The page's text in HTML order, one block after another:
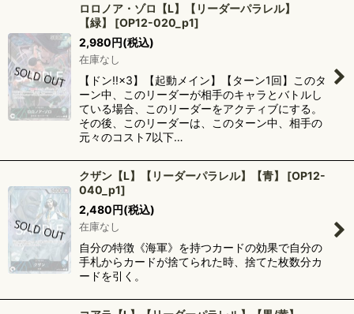
ロロノア・ゾロ【L】【リーダーパラレル】
【緑】
[OP12-020_p1]
2,980円(税込)
在庫なし
【ドン!!×3】【起動メイン】【ターン1回】このタ
ーン中、このリーダーが相手のキャラとバトルし
ている場合、このリーダーをアクティブにする。
その後、このリーダーは、このターン中、相手の
元々のコスト7以下…
クザン【L】【リーダーパラレル】【青】 [OP12-
040_p1]
2,480円(税込)
在庫なし
自分の特徴《海軍》を持つカードの効果で自分の
手札からカードが捨てられた時、捨てた枚数分カ
ードを引く。